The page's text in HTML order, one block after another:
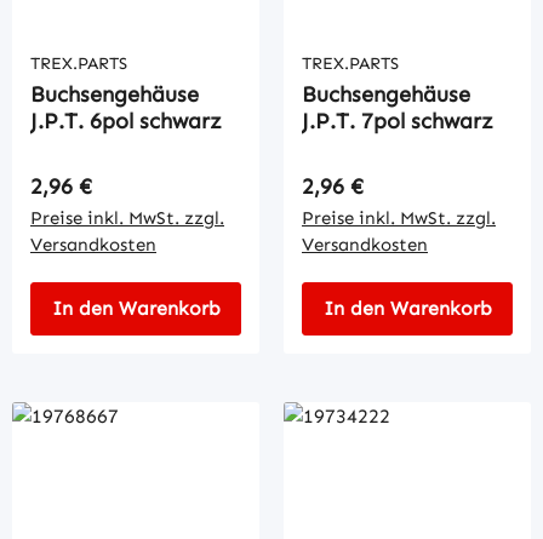
TREX.PARTS
Buchsengehäuse
J.P.T. 6pol schwarz
Regulärer Preis:
2,96 €
Preise inkl. MwSt. zzgl.
Versandkosten
In den Warenkorb
TREX.PARTS
Buchsengehäuse
J.P.T. 7pol schwarz
Regulärer Preis:
2,96 €
Preise inkl. MwSt. zzgl.
Versandkosten
In den Warenkorb